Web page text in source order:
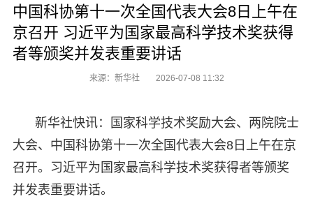
中国科协第十一次全国代表大会8日上午在
京召开 习近平为国家最高科学技术奖获得
者等颁奖并发表重要讲话
来源：新华社 2026-07-08 11:32
新华社快讯：国家科学技术奖励大会、两院院士
大会、中国科协第十一次全国代表大会8日上午在京
召开。习近平为国家最高科学技术奖获得者等颁奖
并发表重要讲话。